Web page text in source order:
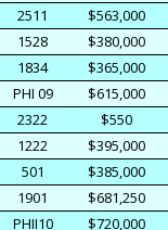
2511
$563,000
1528
$380,000
1834
$365,000
PHI 09
$615,000
2322
$550
1222
$395,000
501
$385,000
1901
$681,250
PHII10
$720,000